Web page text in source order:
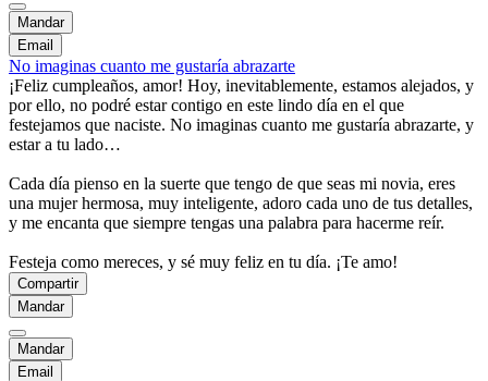
Mandar
Email
No imaginas cuanto me gustaría abrazarte
¡Feliz cumpleaños, amor! Hoy, inevitablemente, estamos alejados, y
por ello, no podré estar contigo en este lindo día en el que
festejamos que naciste. No imaginas cuanto me gustaría abrazarte, y
estar a tu lado…
Cada día pienso en la suerte que tengo de que seas mi novia, eres
una mujer hermosa, muy inteligente, adoro cada uno de tus detalles,
y me encanta que siempre tengas una palabra para hacerme reír.
Festeja como mereces, y sé muy feliz en tu día. ¡Te amo!
Compartir
Mandar
Mandar
Email